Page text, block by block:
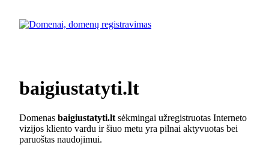
baigiustatyti.lt
Domenas baigiustatyti.lt sėkmingai užregistruotas Interneto
vizijos kliento vardu ir šiuo metu yra pilnai aktyvuotas bei
paruoštas naudojimui.